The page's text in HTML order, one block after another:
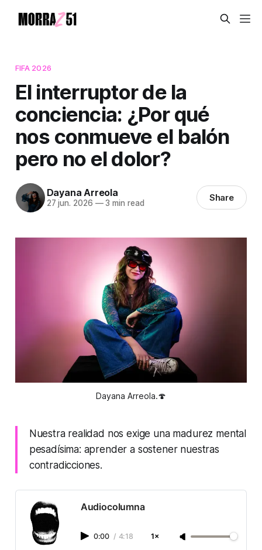
FIFA 2026
El interruptor de la
conciencia: ¿Por qué
nos conmueve el balón
pero no el dolor?
Dayana Arreola
27 jun. 2026 —3 min read Share
Dayana Arreola.🍄
Nuestra realidad nos exige una madurez mental
pesadísima: aprender a sostener nuestras
contradicciones.
Audiocolumna
0:00 / 4:18 1×